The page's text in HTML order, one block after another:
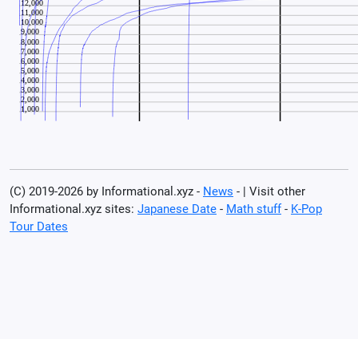
(C) 2019-2026 by Informational.xyz - News - | Visit other
Informational.xyz sites: Japanese Date - Math stuff- K-Pop
Tour Dates